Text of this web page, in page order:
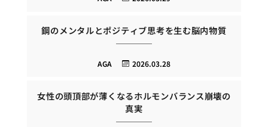
鋼のメンタルとポジティブ思考を生む脳内物質
2026.03.28
AGA
女性の頭頂部が薄くなるホルモンバランス崩壊の
真実